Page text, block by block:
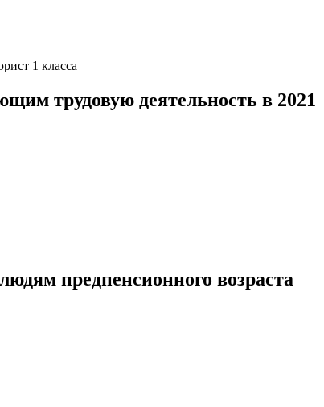
района юрист 1 класса
трудовую деятельность в 2021
предпенсионного возраста